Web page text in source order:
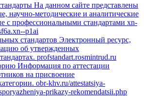
На данном сайте представлены
научно-методические и аналитические
с профессиональными стандартами xn-
p1ai
стандартов Электронный ресурс,
об утвержденных
profstandart.rosmintrud.ru
Информация по аттестации
на присвоение
obr-khv.ru/attestatsiya-
prikazy-rekomendatsii.php